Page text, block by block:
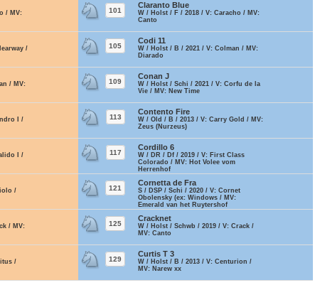
/ MV:
101
Claranto Blue
W / Holst / F / 2018 / V: Caracho / MV:
Canto
/
105
Codi 11
W / Holst / B / 2021 / V: Colman / MV:
Diarado
/ MV:
109
Conan J
W / Holst / Schi / 2021 / V: Corfu de la
Vie / MV: New Time
I /
113
Contento Fire
W / Old / B / 2013 / V: Carry Gold / MV:
Zeus (Nurzeus)
I /
117
Cordillo 6
W / DR / Df / 2019 / V: First Class
Colorado / MV: Hot Volee vom
Herrenhof
/
121
Cornetta de Fra
S / DSP / Schi / 2020 / V: Cornet
Obolensky (ex: Windows / MV:
Emerald van het Ruytershof
/ MV:
125
Cracknet
W / Holst / Schwb / 2019 / V: Crack /
MV: Canto
/
129
Curtis T 3
W / Holst / B / 2013 / V: Centurion /
MV: Narew xx